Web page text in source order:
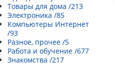
Товары для дома /213
Электроника /85
Компьютеры Интернет
/93
Разное, прочее /5
Работа и обучение /677
Знакомства /217